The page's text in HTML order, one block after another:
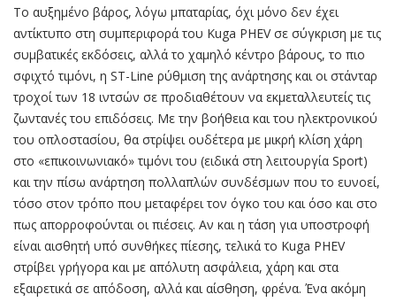
Το αυξημένο βάρος, λόγω μπαταρίας, όχι μόνο δεν έχει
αντίκτυπο στη συμπεριφορά του Kuga PHEV σε σύγκριση με τις
συμβατικές εκδόσεις, αλλά το χαμηλό κέντρο βάρους, το πιο
σφιχτό τιμόνι, η ST-Line ρύθμιση της ανάρτησης και οι στάνταρ
τροχοί των 18 ιντσών σε προδιαθέτουν να εκμεταλλευτείς τις
ζωντανές του επιδόσεις. Με την βοήθεια και του ηλεκτρονικού
του οπλοστασίου, θα στρίψει ουδέτερα με μικρή κλίση χάρη
στο «επικοινωνιακό» τιμόνι του (ειδικά στη λειτουργία Sport)
και την πίσω ανάρτηση πολλαπλών συνδέσμων που το ευνοεί,
τόσο στον τρόπο που μεταφέρει τον όγκο του και όσο και στο
πως απορροφούνται οι πιέσεις. Αν και η τάση για υποστροφή
είναι αισθητή υπό συνθήκες πίεσης, τελικά το Kuga PHEV
στρίβει γρήγορα και με απόλυτη ασφάλεια, χάρη και στα
εξαιρετικά σε απόδοση, αλλά και αίσθηση, φρένα. Ένα ακόμη